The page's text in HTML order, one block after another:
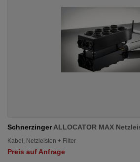
SchnerzingerALLOCATOR MAX
Kabel, Netzleisten + Filter
Preis auf Anfrage